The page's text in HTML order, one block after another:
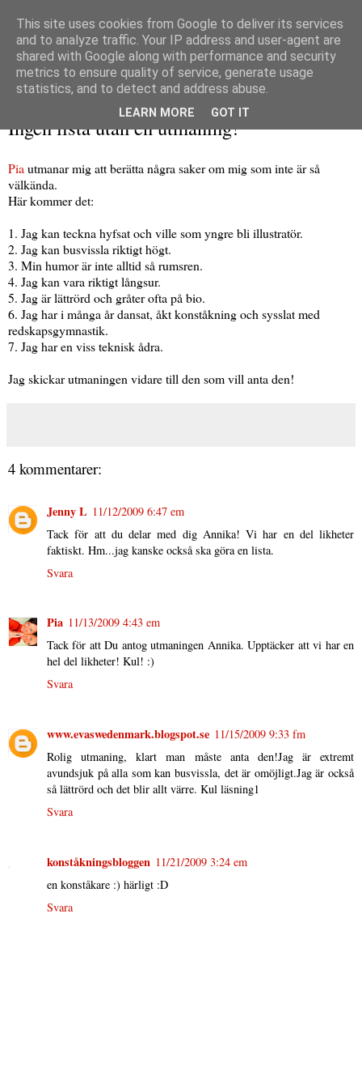
torsdag 12 november 2009
Ingen lista utan en utmaning!
Pia utmanar mig att berätta några saker om mig som inte är så
välkända.
Här kommer det:
1. Jag kan teckna hyfsat och ville som yngre bli illustratör.
2. Jag kan busvissla riktigt högt.
3. Min humor är inte alltid så rumsren.
4. Jag kan vara riktigt långsur.
5. Jag är lättrörd och gråter ofta på bio.
6. Jag har i många år dansat, åkt konståkning och sysslat med
redskapsgymnastik.
7. Jag har en viss teknisk ådra.
Jag skickar utmaningen vidare till den som vill anta den!
4 kommentarer:
Jenny L 11/12/2009 6:47 em
Tack för att du delar med dig Annika! Vi har en del likheter
faktiskt. Hm...jag kanske också ska göra en lista.
Svara
Pia 11/13/2009 4:43 em
Tack för att Du antog utmaningen Annika. Upptäcker att vi har en
hel del likheter! Kul! :)
Svara
www.evaswedenmark.blogspot.se 11/15/2009 9:33 fm
Rolig utmaning, klart man måste anta den!Jag är extremt
avundsjuk på alla som kan busvissla, det är omöjligt.Jag är också
så lättrörd och det blir allt värre. Kul läsning1
Svara
konståkningsbloggen 11/21/2009 3:24 em
en konståkare :) härligt :D
Svara
This site uses cookies from Google to deliver its services
and to analyze traffic. Your IP address and user-agent are
shared with Google along with performance and security
metrics to ensure quality of service, generate usage
statistics, and to detect and address abuse.
LEARN MORE GOT IT